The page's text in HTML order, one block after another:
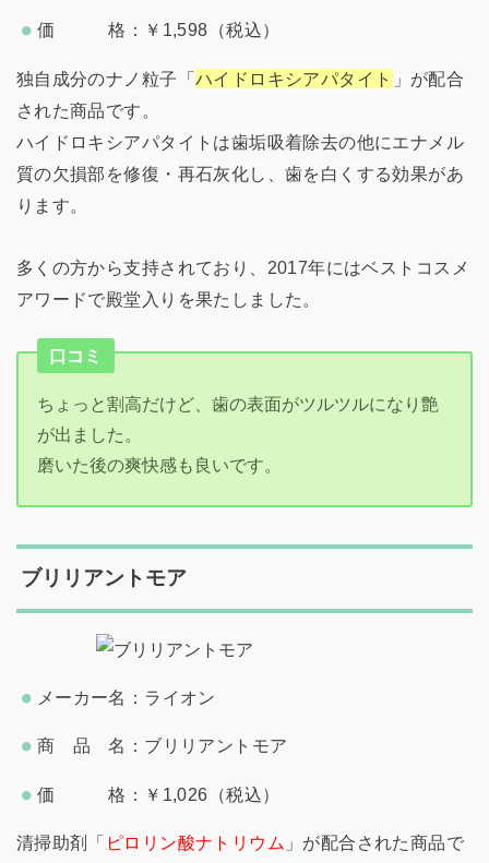
価 格：￥1,598（税込）
独自成分のナノ粒子「ハイドロキシアパタイト
」が配合
された商品です。
ハイドロキシアパタイトは歯垢吸着除去の他にエナメル
質の欠損部を修復・再石灰化し、歯を白くする効果があ
ります。
多くの方から支持されており、2017年にはベストコスメ
アワードで殿堂入りを果たしました。
口コミ
ちょっと割高だけど、歯の表面がツルツルになり艶
が出ました。
磨いた後の爽快感も良いです。
ブリリアントモア
メーカー名：ライオン
商 品 名：ブリリアントモア
価 格：￥1,026（税込）
清掃助剤「 ピロリン酸ナトリウム 」が配合された商品で